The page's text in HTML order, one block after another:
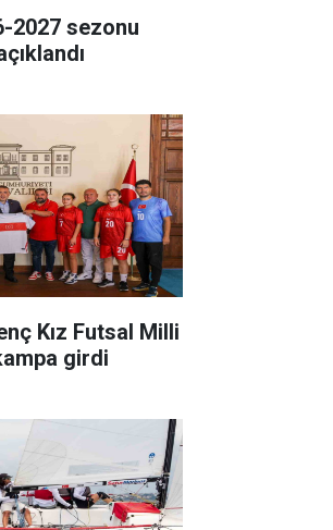
2027 sezonu
Kız Futsal Milli
girdi